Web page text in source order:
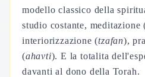
modello classico della
studio costante, meditazione
interiorizzazione (tzafan),
(ahavti). E la totalita
davanti al dono della Torah.